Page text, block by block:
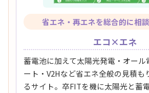
省エネ・再エネを総合的に相
エコ×エネ
蓄電池に加えて太陽光発電・オール
ート・V2Hなど省エネ全般の見積も
るサイト。卒FITを機に太陽光と蓄